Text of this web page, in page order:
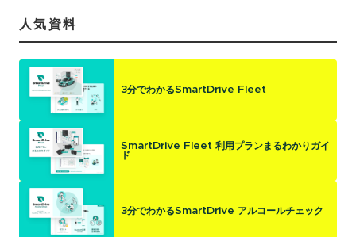
人気資料
3分でわかるSmartDrive Fleet
SmartDrive Fleet 利用プランまるわかりガイ
ド
3分でわかるSmartDrive アルコールチェック